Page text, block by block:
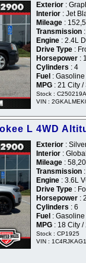
Exterior :
Interior : Jet
Mileage :
Transmission
Engine : 2.4L
Drive Type :
Horsepower :
Cylinders : 4
Fuel : Gasoline
MPG : 21 City /
Stock : C250219A
VIN :
L 4WD
Exterior :
Interior :
Mileage :
Transmission
Engine : 3.6L
Drive Type :
Horsepower :
Cylinders : 6
Fuel : Gasoline
MPG : 18 City /
Stock : CP1925
VIN :